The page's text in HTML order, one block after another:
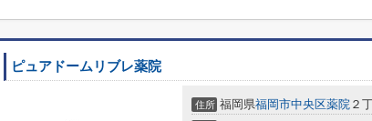
ピュアドームリブレ薬院
住所 福岡県福岡市中央区薬院 ２